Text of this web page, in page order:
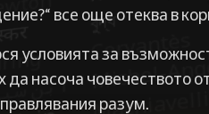
все още отеква в
условията за
да насоча човечеството
разум.